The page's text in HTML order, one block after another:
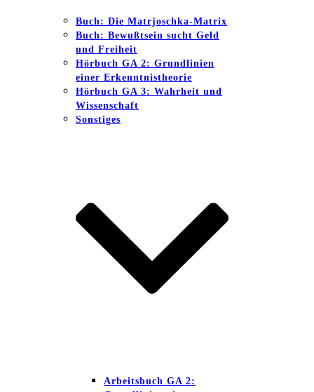
Buch: Die Matrjoschka-Matrix
Buch: Bewußtsein sucht Geld
und Freiheit
Hörbuch GA 2: Grundlinien
einer Erkenntnistheorie
Hörbuch GA 3: Wahrheit und
Wissenschaft
Sonstiges
Arbeitsbuch GA 2: